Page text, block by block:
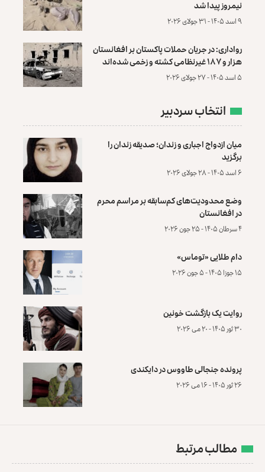
نیمروز پیدا شد
۹ اسد ۱۴۰۵ - ۳۱ جولای ۲۰۲۶
رواداری: در جریان حملات پاکستان بر افغانستان
هزار و ۱۸۷ غیرنظامی کشته و زخمی شده‌اند
۵ اسد ۱۴۰۵ - ۲۷ جولای ۲۰۲۶
انتخاب سردبیر
میان ازدواج اجباری و زندان؛ صدیقه زندان را
برگزید
۶ اسد ۱۴۰۵ - ۲۸ جولای ۲۰۲۶
وضع محدودیت‌های کم‌سابقه بر مراسم محرم
در افغانستان
۴ سرطان ۱۴۰۵ - ۲۵ جون ۲۰۲۶
دام طلایی «توماس»
۱۵ جوزا ۱۴۰۵ - ۵ جون ۲۰۲۶
روایت یک بازگشت خونین
۳۰ ثور ۱۴۰۵ - ۲۰ می ۲۰۲۶
پرونده‌ جنجالی طاووس در دایکندی
۲۶ ثور ۱۴۰۵ - ۱۶ می ۲۰۲۶
مطالب مرتبط